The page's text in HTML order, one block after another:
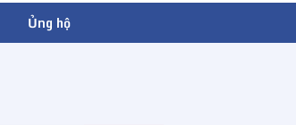
Ủng hộ